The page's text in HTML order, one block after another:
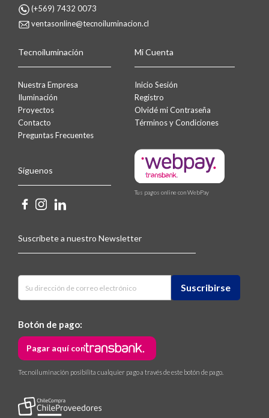
(+569) 7432 0073
ventasonline@tecnoiluminacion.cl
Tecnoiluminación
Nuestra Empresa
Iluminación
Proyectos
Contacto
Preguntas Frecuentes
Síguenos
Mi Cuenta
Inicio Sesión
Registro
Olvidé mi Contraseña
Términos y Condiciones
Tus pagos online con WebPay
Suscríbete a nuestro Newsletter
Botón de pago:
Pagar aquí con
Tecnoiluminación posibilita cualquier pago a través de este botón de pago.